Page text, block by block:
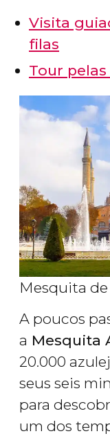
Visita
filas
Tour
Mesquita
A poucos
a Mesquita
20.000
seus seis
para
um dos